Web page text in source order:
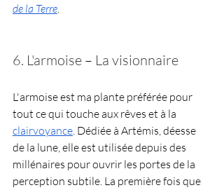
de la Terre.
6. L'armoise – La visionnaire
L'armoise est ma plante préférée pour
tout ce qui touche aux rêves et à la
clairvoyance. Dédiée à Artémis, déesse
de la lune, elle est utilisée depuis des
millénaires pour ouvrir les portes de la
perception subtile. La première fois que